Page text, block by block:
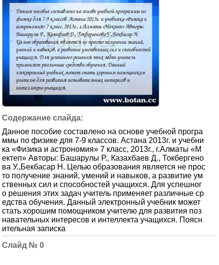
Данное пособие составлено на основе учебной програ
ммы по физике для 7-9 классов. Астана 2013г. и учебни
ка «Физика и астрономия» 7 класс, 2013г., г.Алматы «М
ектеп» Авторы: Башарулы Р., Казахбаев Д., Токбергено
ва У.,Бекбасар Н. Целью образования является не прос
то получение знаний, умений и навыков, а развитие ум
ственных сил и способностей учащихся. Для успешног
о решения этих задач учитель применяет различные ср
едства обучения. Данный электронный учебник может
стать хорошим помощником учителю для развития поз
навательных интересов и интеллекта учащихся. Поясн
ительная записка
0